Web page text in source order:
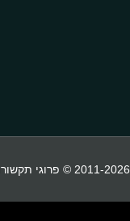
2011-2026 © פרוגי תקשורת בע"מ